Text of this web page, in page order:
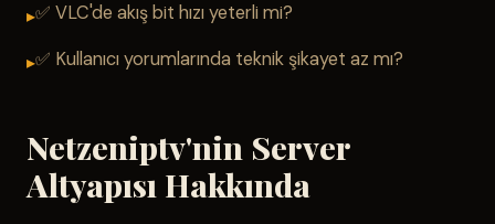
✅ VLC'de akış bit hızı yeterli mi?
✅ Kullanıcı yorumlarında teknik şikayet az mı?
Netzeniptv'nin Server
Altyapısı Hakkında